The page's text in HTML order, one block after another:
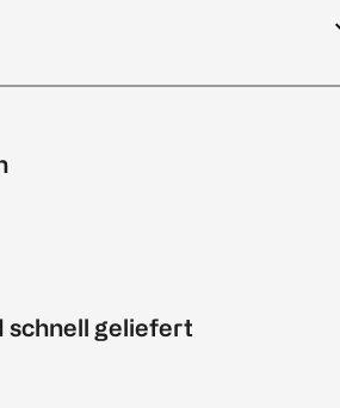
schnell geliefert